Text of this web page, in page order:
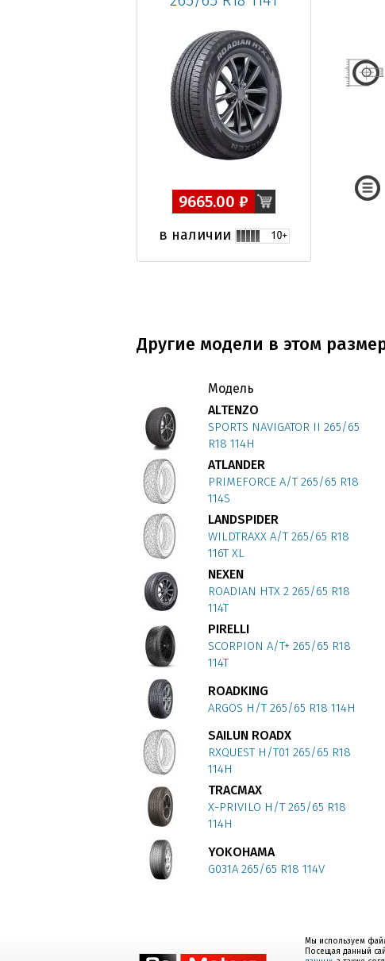
9665.00 ₽
в наличии
Другие модели в этом
Модель
ALTENZO
SPORTS NAVIGATOR II 265/65
R18 114H
ATLANDER
PRIMEFORCE A/T 265/65 R18
114S
LANDSPIDER
WILDTRAXX A/T 265/65 R18
116T XL
NEXEN
ROADIAN HTX 2 265/65 R18
114T
PIRELLI
SCORPION A/T+ 265/65 R18
114T
ROADKING
ARGOS H/T 265/65 R18 114H
SAILUN ROADX
RXQUEST H/T01 265/65 R18
114H
TRACMAX
X-PRIVILO H/T 265/65 R18
114H
YOKOHAMA
G031A 265/65 R18 114V
Мы используем
Посещая данный